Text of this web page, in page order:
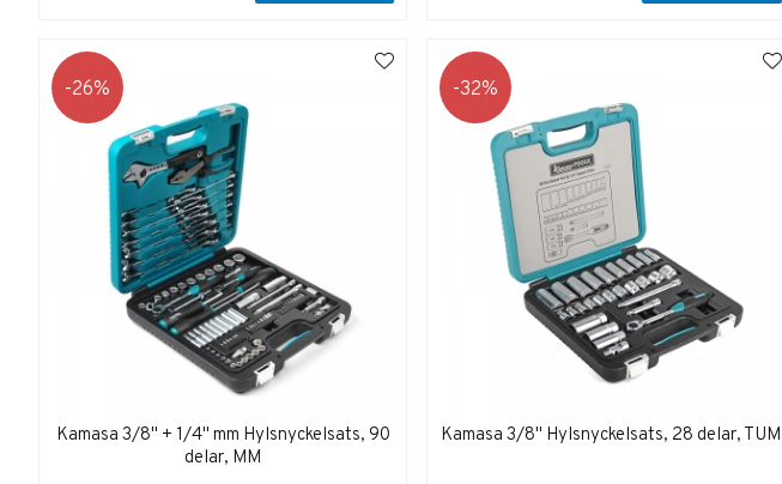
26
Kamasa 3/8" + 1/4" mm Hylsnyckelsats, 90
delar, MM
32
Kamasa 3/8" Hylsnyckelsats, 28 delar, TUM